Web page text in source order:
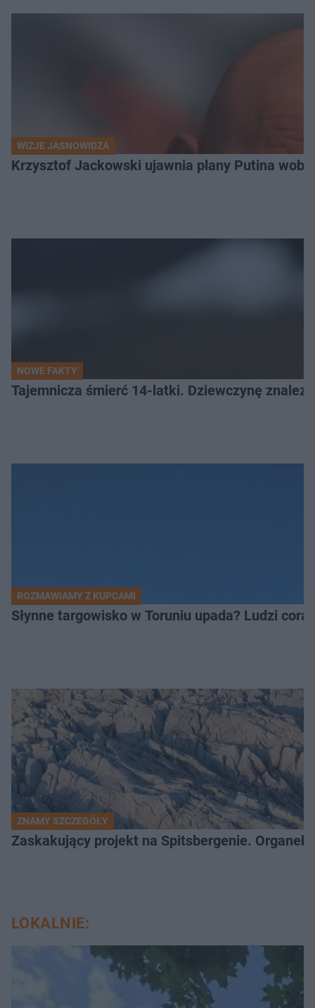
WIZJE JASNOWIDZA
Krzysztof Jackowski ujawnia plany Putina
NOWE FAKTY
Tajemnicza śmierć 14-latki. Dziewczynę
ROZMAWIAMY Z KUPCAMI
Słynne targowisko w Toruniu upada? Ludzi
ZNAMY SZCZEGÓŁY
Zaskakujący projekt na Spitsbergenie.
LOKALNIE: